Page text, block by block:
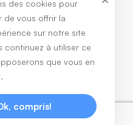
/ Developed by
des cookies pour
de vous offrir la
sur notre site
continuez à utiliser ce
que vous en
compris!